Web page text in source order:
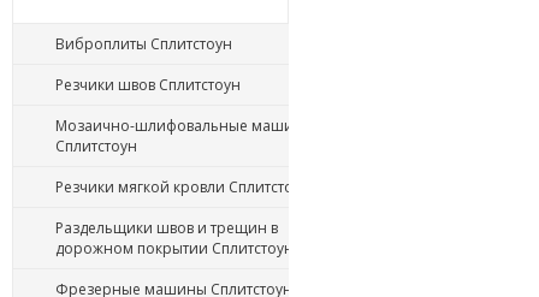
Виброплиты Сплитстоун
Резчики швов Сплитстоун
Мозаично-шлифовальные машины
Сплитстоун
Резчики мягкой кровли Сплитстоун
Раздельщики швов и трещин в
дорожном покрытии Сплитстоун
Фрезерные машины Сплитстоун